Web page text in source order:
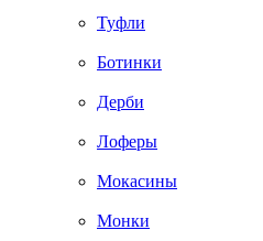
Туфли
Ботинки
Дерби
Лоферы
Мокасины
Монки